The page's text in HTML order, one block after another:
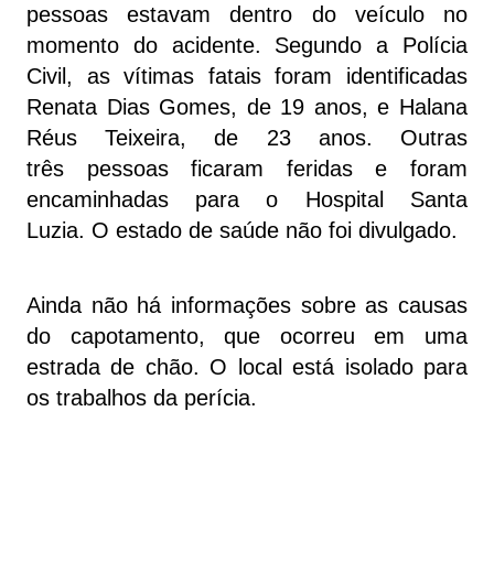
pessoas estavam dentro do veículo no
momento do acidente. Segundo a Polícia
Civil, as vítimas fatais foram identificadas
Renata Dias Gomes, de 19 anos, e Halana
Réus Teixeira, de 23 anos. Outras
três pessoas ficaram feridas e foram
encaminhadas para o Hospital Santa
Luzia. O estado de saúde não foi divulgado.
Ainda não há informações sobre as causas
do capotamento, que ocorreu em uma
estrada de chão. O local está isolado para
os trabalhos da perícia.